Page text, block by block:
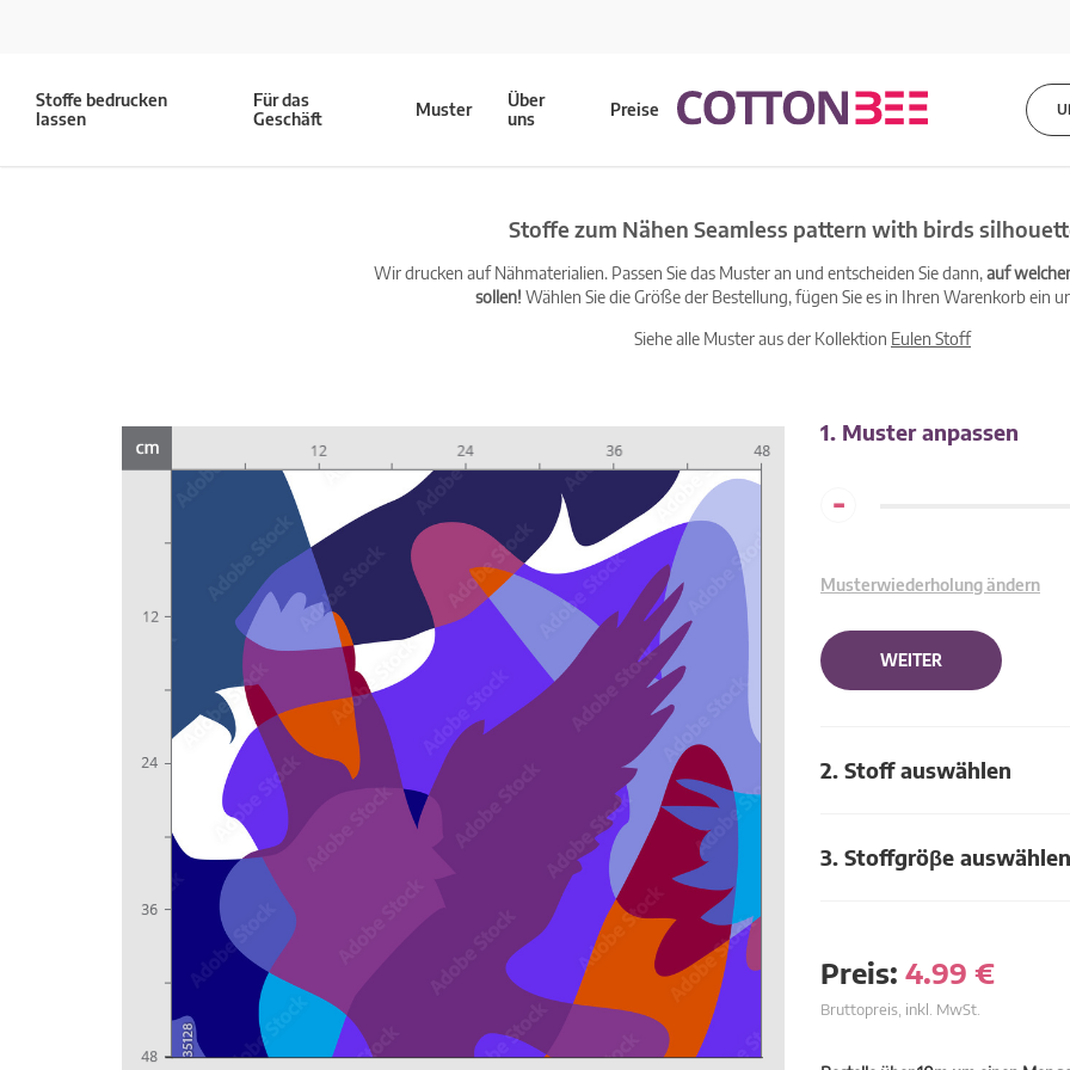
Stoffe bedrucken
lassen
Für das
Geschäft
Muster
Über
uns
Preise
Stoffe zum Nähen Seamless pattern with birds
Wir drucken auf Nähmaterialien. Passen Sie das Muster an und entscheiden Sie dann,auf
sollen! Wählen Sie die Größe der Bestellung, fügen Sie es in Ihren Warenkorb ein
Siehe alle Muster aus der Kollektion Eulen Stoff
1. Muster anpassen
-
Musterwiederholung ändern
WEITER
2. Stoff auswählen
3. Stoffgröβe auswählen
Preis: 4.99 €
Bruttopreis, inkl. MwSt.